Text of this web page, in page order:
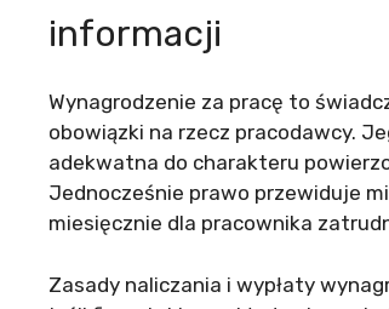
informacji
Wynagrodzenie za pracę to
obowiązki na rzecz pracodawcy.
adekwatna do charakteru
Jednocześnie prawo przewiduje
miesięcznie dla pracownika
Zasady naliczania i wypłaty